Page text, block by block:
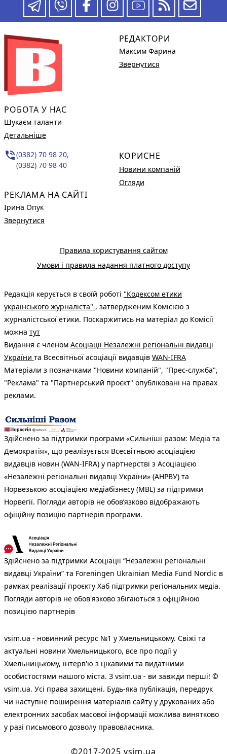
РОБОТА У НАС
Шукаєм таланти
Детальніше
phone_in_talk(0382) 70 98 20,
(0382) 70 98 40
РЕКЛАМА НА САЙТІ
Ірина Опук
Звернутися
РЕДАКТОРИ
Максим Фарина
Звернутися
КОРИСНЕ
Новини компаній
Огляди
Правила користування сайтом
Умови і правила надання платного доступу
Редакція керується в своїй роботі "Кодексом етики
українського журналіста" , затвердженим Комісією з
журналістської етики. Поскаржитись на матеріал до Комісії
можна тут
Видання є членом Асоціації Незалежні регіональні видавці
України та Всесвітньої асоціації видавців WAN-IFRA
Матеріали з позначками "Новини компаній", "Прес-служба",
"Реклама" та "Партнерський проєкт" опубліковані на правах
реклами.
Здійснено за підтримки програми «Сильніші разом: Медіа та
Демократія», що реалізується Всесвітньою асоціацією
видавців новин (WAN-IFRA) у партнерстві з Асоціацією
«Незалежні регіональні видавці України» (АНРВУ) та
Норвезькою асоціацією медіабізнесу (MBL) за підтримки
Норвегії. Погляди авторів не обов’язково відображають
офіційну позицію партнерів програми.
Здійснено за підтримки Асоціації “Незалежні регіональні
видавці України” та Foreningen Ukrainian Media Fund Nordic в
рамках реалізації проєкту Хаб підтримки регіональних медіа.
Погляди авторів не обов'язково збігаються з офіційною
позицією партнерів
vsim.ua - новинний ресурс №1 у Хмельницькому. Свіжі та
актуальні новини Хмельницького, все про події у
Хмельницькому, інтерв'ю з цікавими та видатними
особистостями нашого міста. З vsim.ua - ви завжди перші! ©
vsim.ua. Усі права захищені. Будь-яка публiкацiя, передрук
чи наступне поширення матеріалів сайту у друкованих або
електронних засобах масової інформації можлива винятково
у разі письмового дозволу правовласника.
©2017-2025 vsim.ua